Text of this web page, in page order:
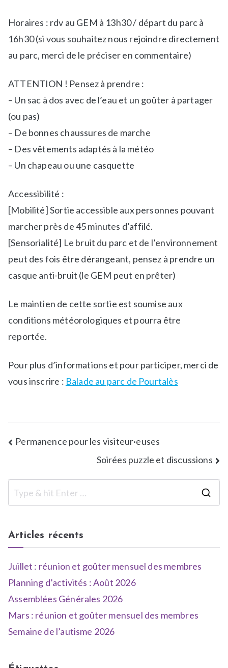
el
n
i
Horaires : rdv au GEM à 13h30 / départ du parc à
16h30 (si vous souhaitez nous rejoindre directement
au parc, merci de le préciser en commentaire)
ATTENTION ! Pensez à prendre :
– Un sac à dos avec de l’eau et un goûter à partager
(ou pas)
– De bonnes chaussures de marche
– Des vêtements adaptés à la météo
– Un chapeau ou une casquette
Accessibilité :
[Mobilité] Sortie accessible aux personnes pouvant
marcher près de 45 minutes d’affilé.
[Sensorialité] Le bruit du parc et de l’environnement
peut des fois être dérangeant, pensez à prendre un
casque anti-bruit (le GEM peut en prêter)
Le maintien de cette sortie est soumise aux
conditions météorologiques et pourra être
reportée.
Pour plus d’informations et pour participer, merci de
vous inscrire : Balade au parc de Pourtalès
Permanence pour les visiteur·euses
Soirées puzzle et discussions
Articles récents
Juillet : réunion et goûter mensuel des membres
Planning d’activités : Août 2026
Assemblées Générales 2026
Mars : réunion et goûter mensuel des membres
Semaine de l’autisme 2026